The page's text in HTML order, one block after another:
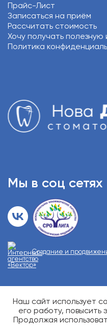
Прайс-Лист
Записаться на приём
Рассчитать стоимость
Хочу получать
Политика
Мы в соц сетях
Создание и
О возможных
специалиста
Карта сайта
Наш сайт использует
его работу, повысить
Продолжая